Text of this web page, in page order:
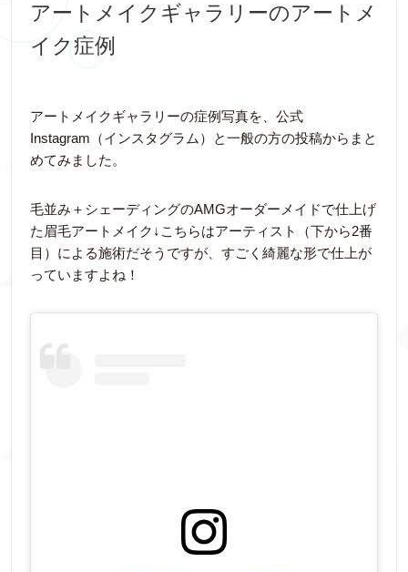
アートメイクギャラリーのアートメ
イク症例
アートメイクギャラリーの症例写真を、公式
Instagram（インスタグラム）と一般の方の投稿からまと
めてみました。
毛並み＋シェーディングのAMGオーダーメイドで仕上げ
た眉毛アートメイク↓こちらはアーティスト（下から2番
目）による施術だそうですが、すごく綺麗な形で仕上が
っていますよね！